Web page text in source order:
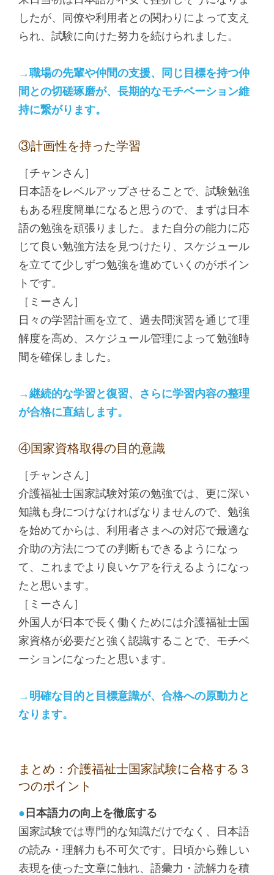
したが、同僚や利用者との関わりによって支え
られ、試験に向けた努力を続けられました。
→職場の先輩や仲間の支援、同じ目標を持つ仲
間との切磋琢磨が、長期的なモチベーション維
持に繋がります。
③計画性を持った学習
［チャンさん］
日本語をレベルアップさせることで、試験勉強
もある程度簡単になると思うので、まずは日本
語の勉強を頑張りました。また自分の能力に応
じて良い勉強方法を見つけたり、スケジュール
を立てて少しずつ勉強を進めていくのがポイン
トです。
［ミーさん］
日々の学習計画を立て、過去問演習を通じて理
解度を高め、スケジュール管理によって勉強時
間を確保しました。
→継続的な学習と復習、さらに学習内容の整理
が合格に直結します。
④国家資格取得の目的意識
［チャンさん］
介護福祉士国家試験対策の勉強では、更に深い
知識も身につけなければなりませんので、勉強
を始めてからは、利用者さまへの対応で最適な
介助の方法につての判断もできるようになっ
て、これまでより良いケアを行えるようになっ
たと思います。
［ミーさん］
外国人が日本で長く働くためには介護福祉士国
家資格が必要だと強く認識することで、モチベ
ーションになったと思います。
→明確な目的と目標意識が、合格への原動力と
なります。
まとめ：介護福祉士国家試験に合格する３
つのポイント
● 日本語力の向上を徹底する
国家試験では専門的な知識だけでなく、日本語
の読み・理解力も不可欠です。日頃から難しい
表現を使った文章に触れ、語彙力・読解力を積